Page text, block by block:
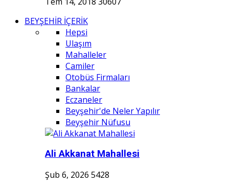
BEYŞEHİR İÇERİK
Hepsi
Ulaşım
Mahalleler
Camiler
Otobüs Firmaları
Bankalar
Eczaneler
Beyşehir'de Neler Yapılır
Beyşehir Nüfusu
Ali Akkanat Mahallesi
Şub 6, 2026 5428